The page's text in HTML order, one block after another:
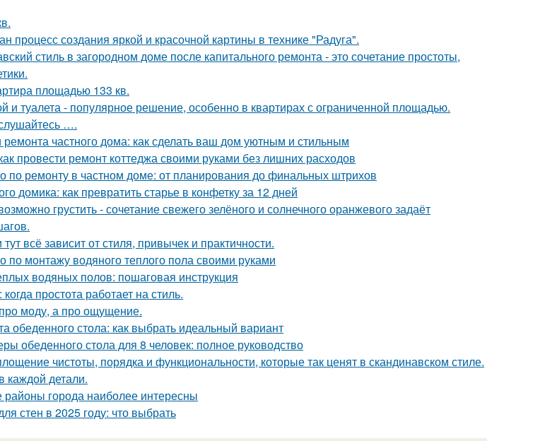
процесс создания яркой и красочной картины в технике "Радуга".
стиль в загородном доме после капитального ремонта - это сочетание простоты,
площадью 133 кв.
туалета - популярное решение, особенно в квартирах с ограниченной площадью.
….
частного дома: как сделать ваш дом уютным и стильным
провести ремонт коттеджа своими руками без лишних расходов
по ремонту в частном доме: от планирования до финальных штрихов
домика: как превратить старье в конфетку за 12 дней
грустить - сочетание свежего зелёного и солнечного оранжевого задаёт
всё зависит от стиля, привычек и практичности.
по монтажу водяного теплого пола своими руками
водяных полов: пошаговая инструкция
простота работает на стиль.
моду, а про ощущение.
обеденного стола: как выбрать идеальный вариант
обеденного стола для 8 человек: полное руководство
чистоты, порядка и функциональности, которые так ценят в скандинавском стиле.
каждой детали.
районы города наиболее интересны
стен в 2025 году: что выбрать